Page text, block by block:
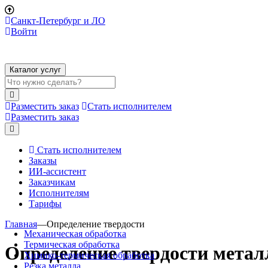
Санкт-Петербург и ЛО
Войти
Каталог услуг
Разместить заказ
Стать исполнителем
Разместить заказ
Стать исполнителем
Заказы
ИИ-ассистент
Заказчикам
Исполнителям
Тарифы
Механическая обработка
Термическая обработка
Химико-термическая обработка
Резка металла
Главная—Определение твердости
Определение твердости